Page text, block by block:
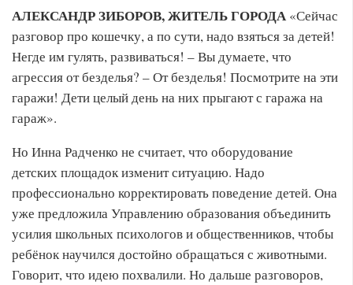
АЛЕКСАНДР ЗИБОРОВ, ЖИТЕЛЬ ГОРОДА «Сейчас
разговор про кошечку, а по сути, надо взяться за детей!
Негде им гулять, развиваться! – Вы думаете, что
агрессия от безделья? – От безделья! Посмотрите на эти
гаражи! Дети целый день на них прыгают с гаража на
гараж».
Но Инна Радченко не считает, что оборудование
детских площадок изменит ситуацию. Надо
профессионально корректировать поведение детей. Она
уже предложила Управлению образования объединить
усилия школьных психологов и общественников, чтобы
ребёнок научился достойно обращаться с животными.
Говорит, что идею похвалили. Но дальше разговоров,